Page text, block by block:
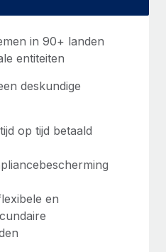
in 90+ landen
entiteiten
deskundige
op tijd betaald
en